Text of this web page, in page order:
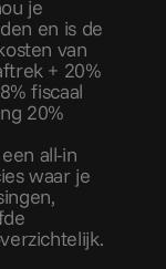
je
en is de
van
+ 20%
fiscaal
20%
all-in
waar je